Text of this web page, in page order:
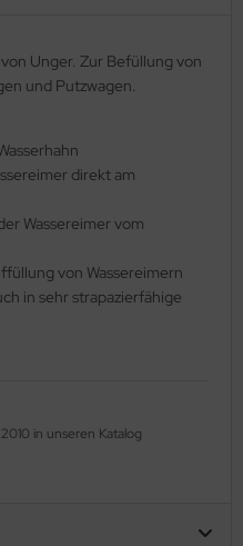
Unger. Zur Befüllung von
und Putzwagen.
direkt am
Wassereimer vom
von Wassereimern
in sehr strapazierfähige
in unseren Katalog